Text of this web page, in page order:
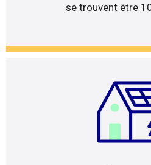
se trouvent être